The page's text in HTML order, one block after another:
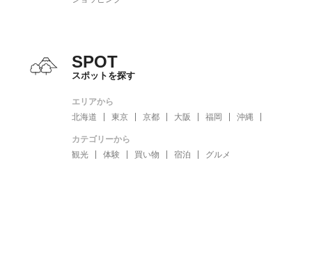
SPOT
スポットを探す
エリアから
北海道
東京 京都 大阪 福岡 沖縄
カテゴリーから
観光
体験 買い物 宿泊 グルメ